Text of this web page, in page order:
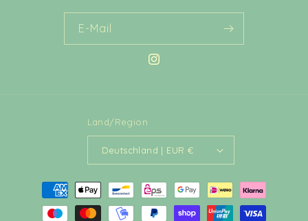
E-Mail
Instagram
Land/Region
Deutschland | EUR €
Zahlungsmethoden